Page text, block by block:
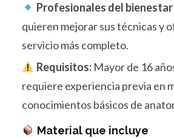
Profesionales del bienestar
quieren mejorar sus técnicas y
servicio más completo.
Requisitos:Mayor de 16
requiere experiencia previa en
conocimientos básicos de
Material que incluye